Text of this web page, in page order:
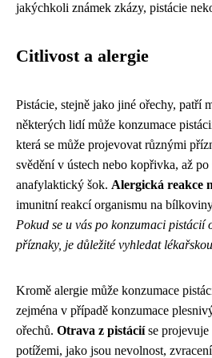
jakýchkoli známek zkázy, pistácie
Citlivost a alergie
Pistácie, stejně jako jiné ořechy, patří
některých lidí může konzumace
která se může projevovat různými
svědění v ústech nebo kopřivka, až
anafylaktický šok. Alergická reakce
imunitní reakcí organismu na
Pokud se u vás po konzumaci pistácií
příznaky, je důležité vyhledat
Kromě alergie může konzumace
zejména v případě konzumace
ořechů. Otrava z pistáciíse projevuje
potížemi, jako jsou nevolnost,